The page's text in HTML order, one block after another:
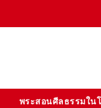
พระสอนศีลธรรมใน